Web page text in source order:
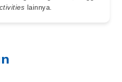
lainnya.